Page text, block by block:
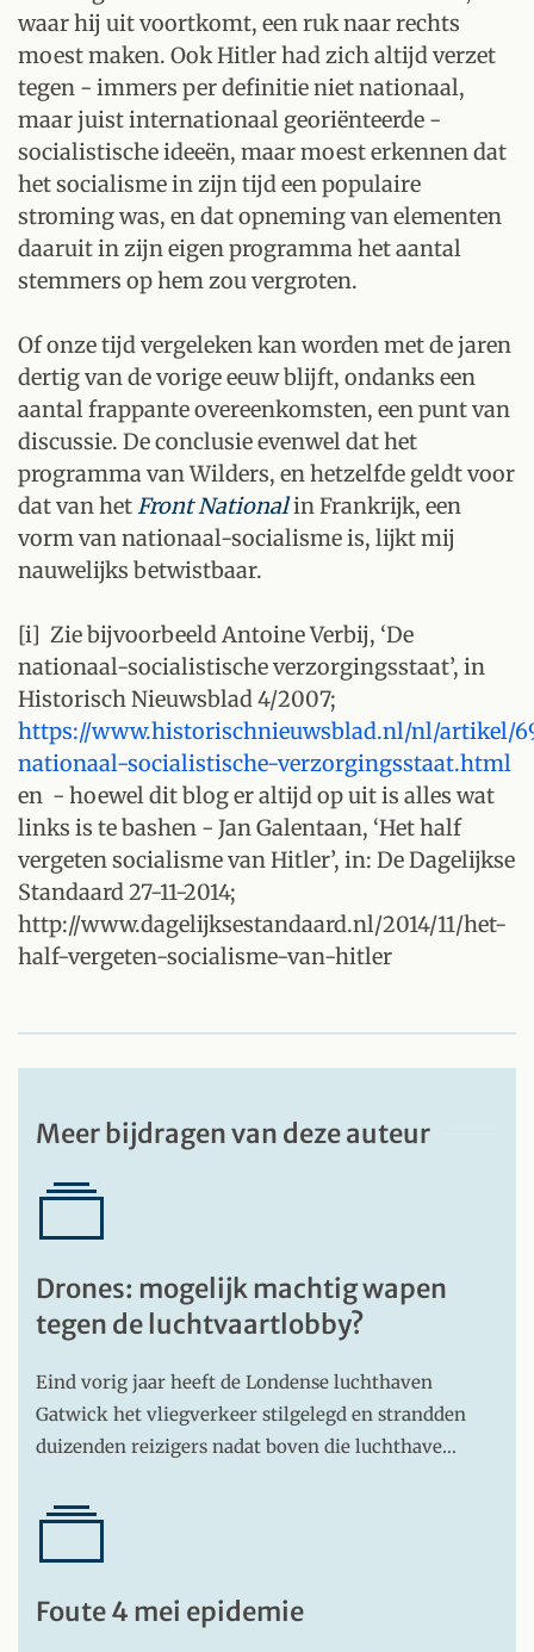
waar hij uit voortkomt, een ruk naar rechts
moest maken. Ook Hitler had zich altijd verzet
tegen - immers per definitie niet nationaal,
maar juist internationaal georiënteerde -
socialistische ideeën, maar moest erkennen dat
het socialisme in zijn tijd een populaire
stroming was, en dat opneming van elementen
daaruit in zijn eigen programma het aantal
stemmers op hem zou vergroten.
Of onze tijd vergeleken kan worden met de jaren
dertig van de vorige eeuw blijft, ondanks een
aantal frappante overeenkomsten, een punt van
discussie. De conclusie evenwel dat het
programma van Wilders, en hetzelfde geldt voor
dat van het Front Nationalin Frankrijk, een
vorm van nationaal-socialisme is, lijkt mij
nauwelijks betwistbaar.
[i] Zie bijvoorbeeld Antoine Verbij, ‘De
nationaal-socialistische verzorgingsstaat’, in
Historisch Nieuwsblad 4/2007;
https://www.historischnieuwsblad.nl/nl/artikel/
nationaal-socialistische-verzorgingsstaat.html
en - hoewel dit blog er altijd op uit is alles wat
links is te bashen - Jan Galentaan, ‘Het half
vergeten socialisme van Hitler’, in: De Dagelijkse
Standaard 27-11-2014;
http://www.dagelijksestandaard.nl/2014/11/het-
half-vergeten-socialisme-van-hitler
Meer bijdragen van deze auteur
Drones: mogelijk machtig wapen
tegen de luchtvaartlobby?
Eind vorig jaar heeft de Londense luchthaven
Gatwick het vliegverkeer stilgelegd en strandden
duizenden reizigers nadat boven die luchthave…
Foute 4 mei epidemie